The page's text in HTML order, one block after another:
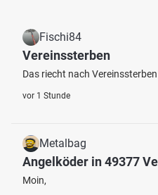
Fischi84
Vereinssterben
Das riecht nach
vor 1 Stunde
Metalbag
Angelköder in 49377
Moin,